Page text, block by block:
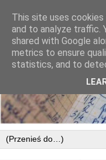
This site uses
and to analyze traffic.
shared with Google
metrics to ensure
statistics, and to